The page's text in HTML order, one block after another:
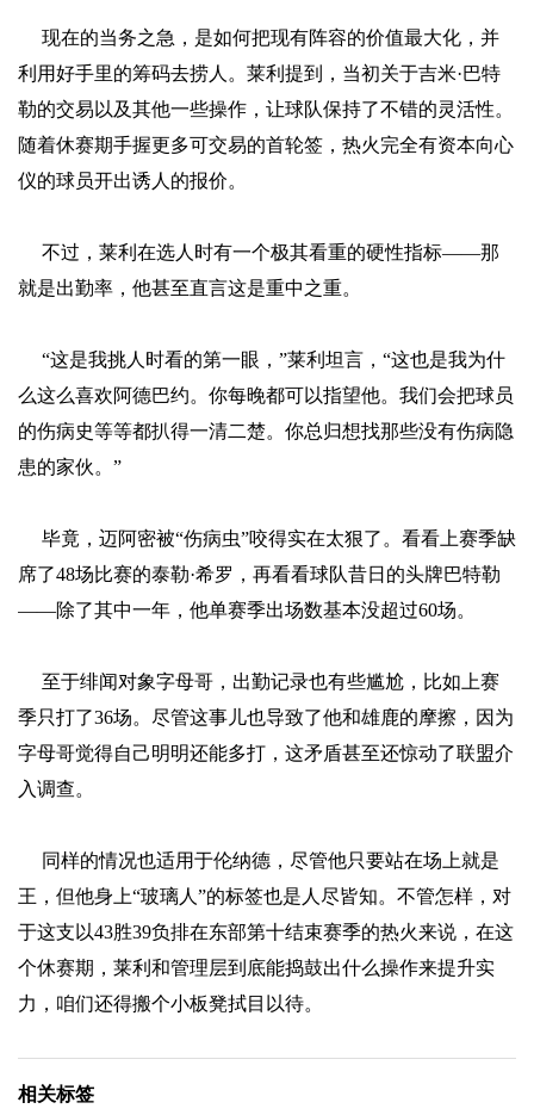
现在的当务之急，是如何把现有阵容的价值最大化，并
利用好手里的筹码去捞人。莱利提到，当初关于吉米·巴特
勒的交易以及其他一些操作，让球队保持了不错的灵活性。
随着休赛期手握更多可交易的首轮签，热火完全有资本向心
仪的球员开出诱人的报价。
不过，莱利在选人时有一个极其看重的硬性指标——那
就是出勤率，他甚至直言这是重中之重。
“这是我挑人时看的第一眼，”莱利坦言，“这也是我为什
么这么喜欢阿德巴约。你每晚都可以指望他。我们会把球员
的伤病史等等都扒得一清二楚。你总归想找那些没有伤病隐
患的家伙。”
毕竟，迈阿密被“伤病虫”咬得实在太狠了。看看上赛季缺
席了48场比赛的泰勒·希罗，再看看球队昔日的头牌巴特勒
——除了其中一年，他单赛季出场数基本没超过60场。
至于绯闻对象字母哥，出勤记录也有些尴尬，比如上赛
季只打了36场。尽管这事儿也导致了他和雄鹿的摩擦，因为
字母哥觉得自己明明还能多打，这矛盾甚至还惊动了联盟介
入调查。
同样的情况也适用于伦纳德，尽管他只要站在场上就是
王，但他身上“玻璃人”的标签也是人尽皆知。不管怎样，对
于这支以43胜39负排在东部第十结束赛季的热火来说，在这
个休赛期，莱利和管理层到底能捣鼓出什么操作来提升实
力，咱们还得搬个小板凳拭目以待。
相关标签